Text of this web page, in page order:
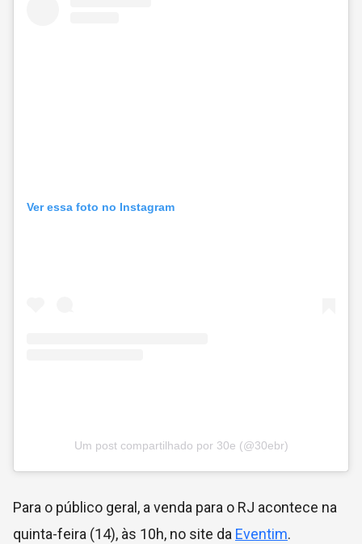
Ver essa foto no Instagram
Um post compartilhado por 30e (@30ebr)
Para o público geral, a venda para o RJ acontece na
quinta-feira (14), às 10h, no site da Eventim.